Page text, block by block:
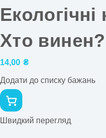
Хто винен?
14,00 ₴
Додати до списку бажань
Швидкий перегляд